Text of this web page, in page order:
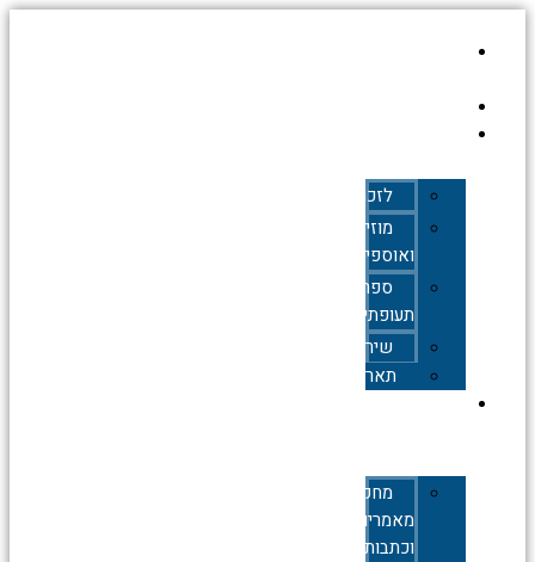
דילוג
לזכרם
מוזיאונים
ואוספים
ספרות
תעופתית
שירים
תאריכים
מחקרים,
מאמרים
וכתבות